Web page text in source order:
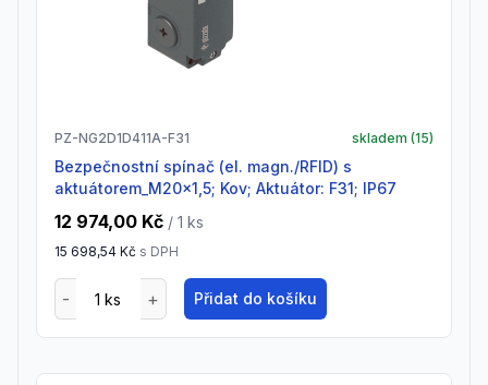
PZ-NG2D1D411A-F31 skladem (15)
Bezpečnostní spínač (el. magn./RFID) s
aktuátorem_M20x1,5; Kov; Aktuátor: F31; IP67
12 974,00 Kč / 1 ks
15 698,54 Kč s DPH
Přidat do košíku